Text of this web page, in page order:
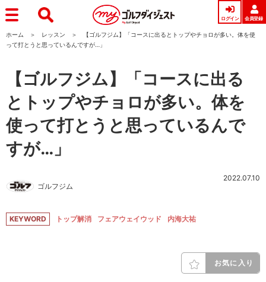
ログイン 会員登録
ホーム レッスン
【ゴルフジム】「コースに出るとトップやチョロが多い。体を使
って打とうと思っているんですが…」
【ゴルフジム】「コースに出る
とトップやチョロが多い。体を
使って打とうと思っているんで
すが…」
ゴルフジム
2022.07.10
KEYWORD トップ解消 フェアウェイウッド 内海大祐
お気に入り